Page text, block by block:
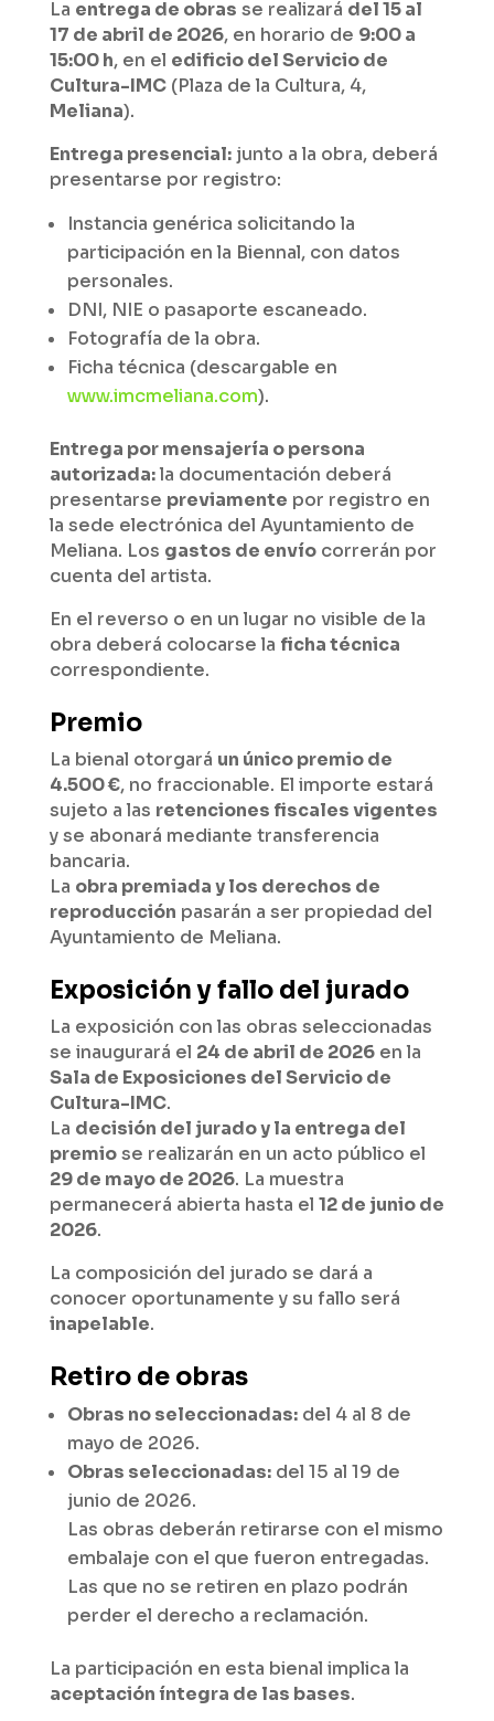
La entrega de obras se realizará del 15 al
17 de abril de 2026, en horario de 9:00 a
15:00 h, en el edificio del Servicio de
Cultura-IMC(Plaza de la Cultura, 4,
Meliana).
Entrega presencial:junto a la obra, deberá
presentarse por registro:
Instancia genérica solicitando la
participación en la Biennal, con datos
personales.
DNI, NIE o pasaporte escaneado.
Fotografía de la obra.
Ficha técnica (descargable en
www.imcmeliana.com).
Entrega por mensajería o persona
autorizada:la documentación deberá
presentarse previamente por registro en
la sede electrónica del Ayuntamiento de
Meliana. Los gastos de envíocorrerán por
cuenta del artista.
En el reverso o en un lugar no visible de la
obra deberá colocarse la ficha técnica
correspondiente.
Premio
La bienal otorgará un único premio de
4.500 €, no fraccionable. El importe estará
sujeto a las retenciones fiscales vigentes
y se abonará mediante transferencia
bancaria.
La obra premiada y los derechos de
reproducción pasarán a ser propiedad del
Ayuntamiento de Meliana.
Exposición y fallo del jurado
La exposición con las obras seleccionadas
se inaugurará el 24 de abril de 2026en la
Sala de Exposiciones del Servicio de
Cultura-IMC.
La decisión del jurado y la entrega del
premiose realizarán en un acto público el
29 de mayo de 2026. La muestra
permanecerá abierta hasta el 12 de junio de
2026.
La composición del jurado se dará a
conocer oportunamente y su fallo será
inapelable.
Retiro de obras
Obras no seleccionadas:del 4 al 8 de
mayo de 2026.
Obras seleccionadas:del 15 al 19 de
junio de 2026.
Las obras deberán retirarse con el mismo
embalaje con el que fueron entregadas.
Las que no se retiren en plazo podrán
perder el derecho a reclamación.
La participación en esta bienal implica la
aceptación íntegra de las bases.